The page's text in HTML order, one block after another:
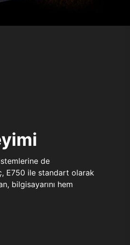
de
E750 ile standart olarak
bilgisayarını hem